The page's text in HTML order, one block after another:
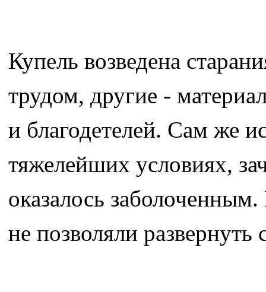
Купель возведена
трудом, другие -
и благодетелей. Сам же
тяжелейших условиях,
оказалось
не позволяли